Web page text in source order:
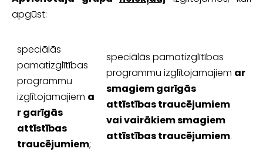
apgūst:
speciālās
pamatizglītības
programmu
izglītojamajiem a
r garīgās
attīstības
traucējumiem;
speciālās pamatizglītības
programmu izglītojamajiem ar
smagiem garīgās
attīstības traucējumiem
vai vairākiem smagiem
attīstības traucējumiem.